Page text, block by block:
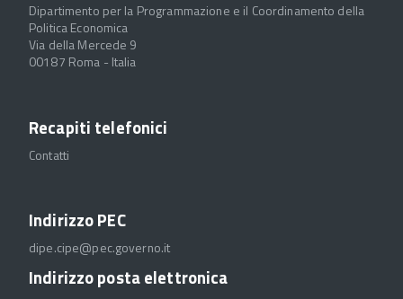
Dipartimento per la Programmazione e il Coordinamento della
Politica Economica
Via della Mercede 9
00187 Roma - Italia
Recapiti telefonici
Contatti
Indirizzo PEC
dipe.cipe@pec.governo.it
Indirizzo posta elettronica